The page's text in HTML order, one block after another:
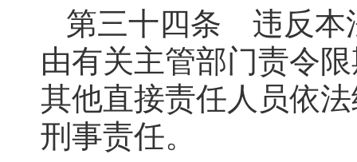
第三十四条 违反本
由有关主管部门责令
其他直接责任人员依
刑事责任。